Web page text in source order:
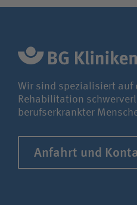
Wir sind spezialisiert auf
Rehabilitation
berufserkrankter
Anfahrt und